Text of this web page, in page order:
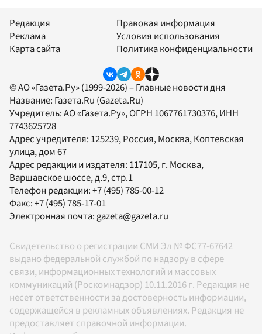
Редакция
Реклама
Карта сайта
Правовая информация
Условия использования
Политика конфиденциальности
© АО «Газета.Ру» (1999-2026) – Главные новости дня
Название: Газета.Ru (Gazeta.Ru)
Учредитель:АО «Газета.Ру», ОГРН 1067761730376, ИНН
7743625728
Адрес учредителя: 125239, Россия, Москва, Коптевская
улица, дом 67
Адрес редакции и издателя: 117105, г. Москва,
Варшавское шоссе, д.9, стр.1
Телефон редакции:+7 (495) 785-00-12
Факс:+7 (495) 785-17-01
Электронная почта: gazeta@gazeta.ru
Свидетельство о регистрации СМИ Эл № ФС77-67642
выдано федеральной службой по надзору в сфере
связи, информационных технологий и массовых
коммуникаций (Роскомнадзор) 10.11.2016 г. Редакция не
несет ответственности за достоверность информации,
содержащейся в рекламных объявлениях. Редакция не
предоставляет справочной информации.